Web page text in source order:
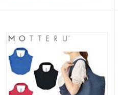
普段の買い物から通勤・通学のサブバッ
デザイン性も兼ねそなえたマルシェバッ
グは、アパレル業界でも大注目!企業名
やショップのロゴを名入れして、オリジ
ナルのバッグを制作してみませんか。